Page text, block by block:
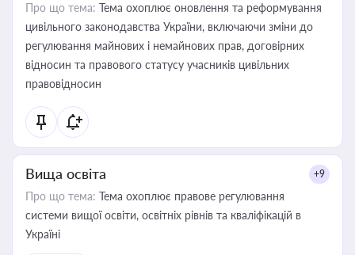
Про що тема: Тема охоплює оновлення та реформування
цивільного законодавства України, включаючи зміни до
регулювання майнових і немайнових прав, договірних
відносин та правового статусу учасників цивільних
правовідносин
Вища освіта +9
Про що тема: Тема охоплює правове регулювання
системи вищої освіти, освітніх рівнів та кваліфікацій в
Україні